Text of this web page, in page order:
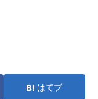
はてブ